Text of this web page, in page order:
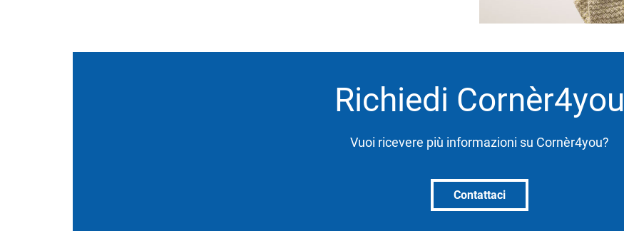
Richiedi Cornèr4you
Vuoi ricevere più informazioni su Cornèr4you?
Contattaci